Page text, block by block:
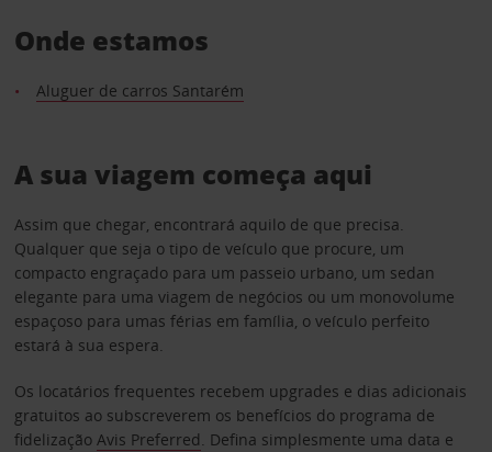
Onde estamos
Aluguer de carros Santarém
A sua viagem começa aqui
Assim que chegar, encontrará aquilo de que precisa.
Qualquer que seja o tipo de veículo que procure, um
compacto engraçado para um passeio urbano, um sedan
elegante para uma viagem de negócios ou um monovolume
espaçoso para umas férias em família, o veículo perfeito
estará à sua espera.
Os locatários frequentes recebem upgrades e dias adicionais
gratuitos ao subscreverem os benefícios do programa de
fidelização Avis Preferred. Defina simplesmente uma data e